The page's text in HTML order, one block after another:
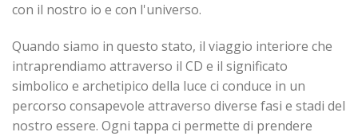
con il nostro io e con l'universo.
Quando siamo in questo stato, il viaggio interiore che
intraprendiamo attraverso il CD e il significato
simbolico e archetipico della luce ci conduce in un
percorso consapevole attraverso diverse fasi e stadi del
nostro essere. Ogni tappa ci permette di prendere